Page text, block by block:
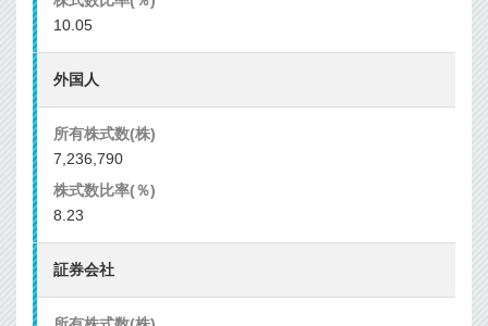
10.05
外国人
7,236,790
8.23
証券会社